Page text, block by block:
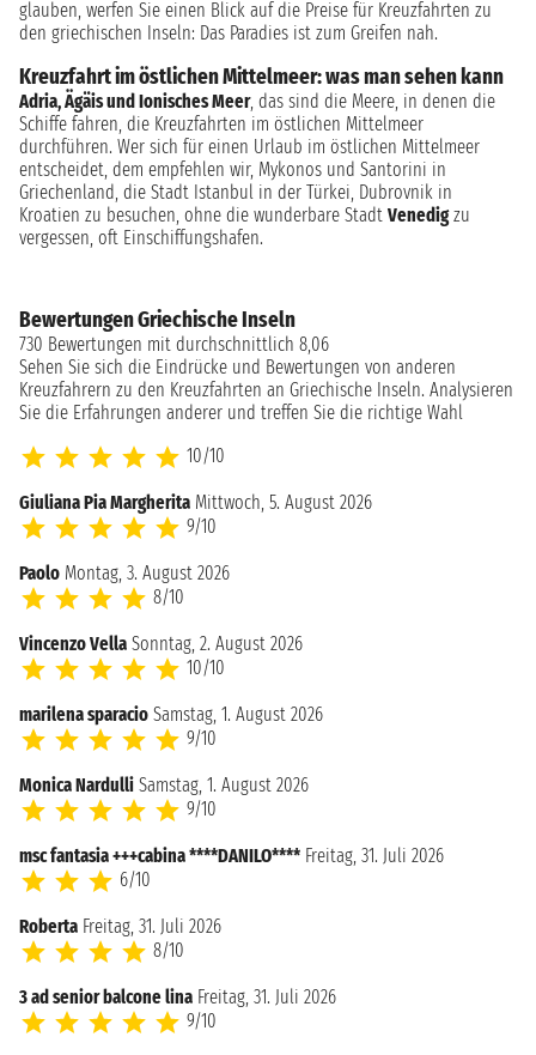
glauben, werfen Sie einen Blick auf die Preise für Kreuzfahrten zu
den griechischen Inseln: Das Paradies ist zum Greifen nah.
Kreuzfahrt im östlichen Mittelmeer: was man sehen kann
Adria, Ägäis und Ionisches Meer, das sind die Meere, in denen die
Schiffe fahren, die Kreuzfahrten im östlichen Mittelmeer
durchführen. Wer sich für einen Urlaub im östlichen Mittelmeer
entscheidet, dem empfehlen wir, Mykonos und Santorini in
Griechenland, die Stadt Istanbul in der Türkei, Dubrovnik in
Kroatien zu besuchen, ohne die wunderbare Stadt Venedigzu
vergessen, oft Einschiffungshafen.
Bewertungen Griechische Inseln
730 Bewertungen mit durchschnittlich 8,06
Sehen Sie sich die Eindrücke und Bewertungen von anderen
Kreuzfahrern zu den Kreuzfahrten an Griechische Inseln. Analysieren
Sie die Erfahrungen anderer und treffen Sie die richtige Wahl
10/10
Giuliana Pia Margherita Mittwoch, 5. August 2026
9/10
Paolo Montag, 3. August 2026
8/10
Vincenzo Vella Sonntag, 2. August 2026
10/10
marilena sparacio Samstag, 1. August 2026
9/10
Monica Nardulli Samstag, 1. August 2026
9/10
msc fantasia +++cabina ****DANILO**** Freitag, 31. Juli 2026
6/10
Roberta Freitag, 31. Juli 2026
8/10
3 ad senior balcone lina Freitag, 31. Juli 2026
9/10